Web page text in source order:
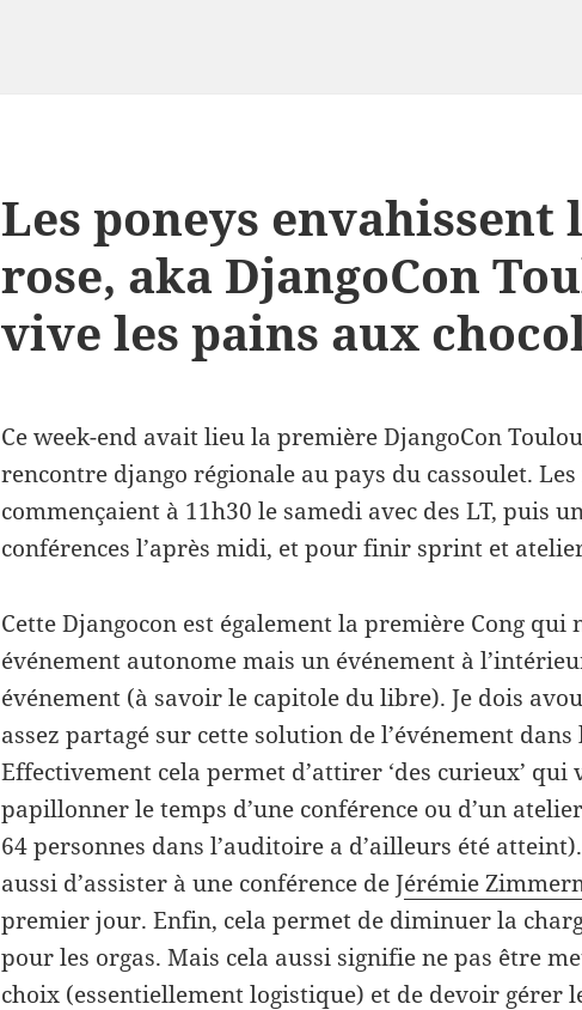
Les poneys envahissent
rose, aka DjangoCon
vive les pains aux
Ce week-end avait lieu la première DjangoCon
rencontre django régionale au pays du cassoulet.
commençaient à 11h30 le samedi avec des LT, puis
conférences l’après midi, et pour finir sprint et
Cette Djangocon est également la première Cong qui
événement autonome mais un événement à
événement (à savoir le capitole du libre). Je dois
assez partagé sur cette solution de l’événement dans
Effectivement cela permet d’attirer ‘des curieux’ qui
papillonner le temps d’une conférence ou d’un
64 personnes dans l’auditoire a d’ailleurs été
aussi d’assister à une conférence de Jérémie
premier jour. Enfin, cela permet de diminuer la
pour les orgas. Mais cela aussi signifie ne pas être
choix (essentiellement logistique) et de devoir gérer